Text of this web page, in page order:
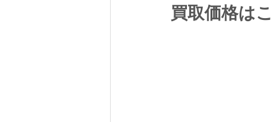
買取価格は